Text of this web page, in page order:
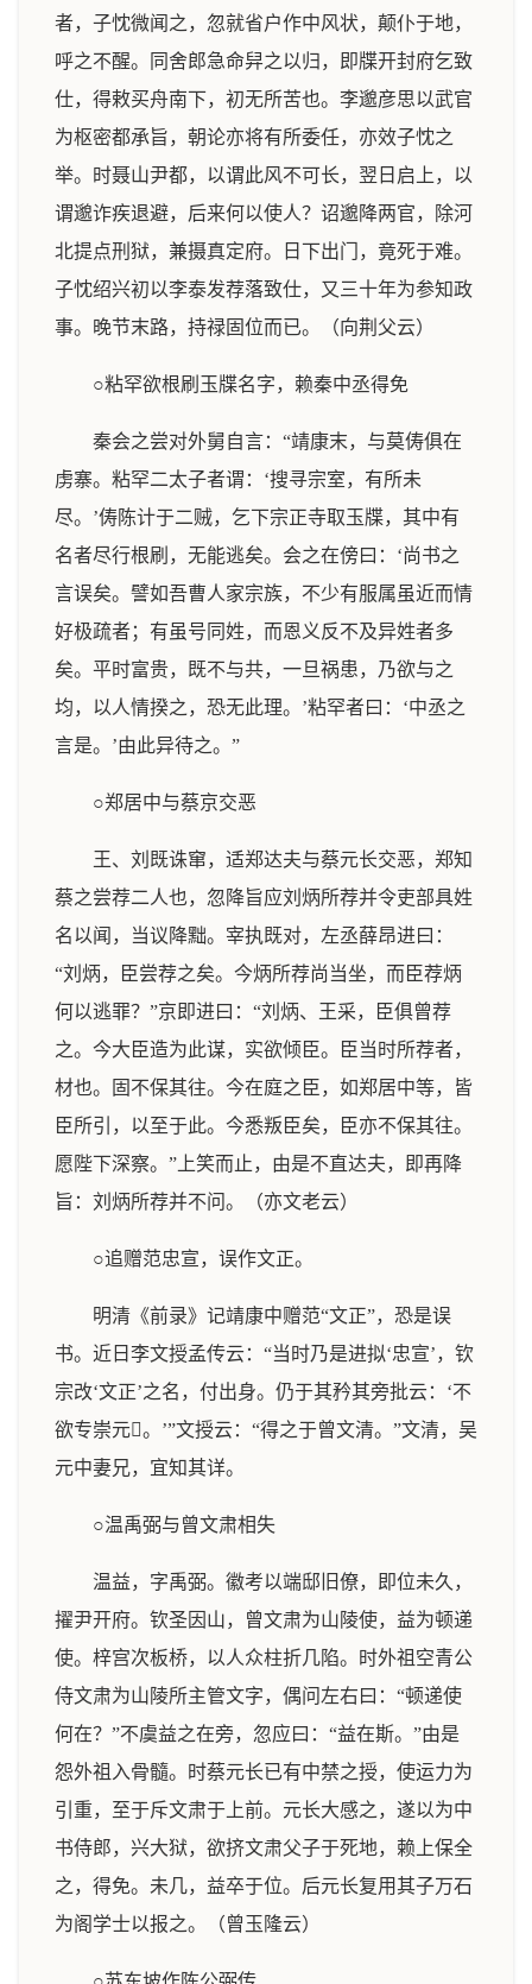
者，子忱微闻之，忽就省户作中风状，颠仆于地，
呼之不醒。同舍郎急命舁之以归，即牒开封府乞致
仕，得敕买舟南下，初无所苦也。李邈彦思以武官
为枢密都承旨，朝论亦将有所委任，亦效子忱之
举。时聂山尹都，以谓此风不可长，翌日启上，以
谓邈诈疾退避，后来何以使人？诏邈降两官，除河
北提点刑狱，兼摄真定府。日下出门，竟死于难。
子忱绍兴初以李泰发荐落致仕，又三十年为参知政
事。晚节末路，持禄固位而已。（向荆父云）
○粘罕欲根刷玉牒名字，赖秦中丞得免
秦会之尝对外舅自言：“靖康末，与莫俦俱在
虏寨。粘罕二太子者谓：‘搜寻宗室，有所未
尽。’俦陈计于二贼，乞下宗正寺取玉牒，其中有
名者尽行根刷，无能逃矣。会之在傍曰：‘尚书之
言误矣。譬如吾曹人家宗族，不少有服属虽近而情
好极疏者；有虽号同姓，而恩义反不及异姓者多
矣。平时富贵，既不与共，一旦祸患，乃欲与之
均，以人情揆之，恐无此理。’粘罕者曰：‘中丞之
言是。’由此异待之。”
○郑居中与蔡京交恶
王、刘既诛窜，适郑达夫与蔡元长交恶，郑知
蔡之尝荐二人也，忽降旨应刘炳所荐并令吏部具姓
名以闻，当议降黜。宰执既对，左丞薛昂进曰：
“刘炳，臣尝荐之矣。今炳所荐尚当坐，而臣荐炳
何以逃罪？”京即进曰：“刘炳、王采，臣俱曾荐
之。今大臣造为此谋，实欲倾臣。臣当时所荐者，
材也。固不保其往。今在庭之臣，如郑居中等，皆
臣所引，以至于此。今悉叛臣矣，臣亦不保其往。
愿陛下深察。”上笑而止，由是不直达夫，即再降
旨：刘炳所荐并不问。（亦文老云）
○追赠范忠宣，误作文正。
明清《前录》记靖康中赠范“文正”，恐是误
书。近日李文授孟传云：“当时乃是进拟‘忠宣’，钦
宗改‘文正’之名，付出身。仍于其矜其旁批云：‘不
欲专崇元。’”文授云：“得之于曾文清。”文清，吴
元中妻兄，宜知其详。
○温禹弼与曾文肃相失
温益，字禹弼。徽考以端邸旧僚，即位未久，
擢尹开府。钦圣因山，曾文肃为山陵使，益为顿递
使。梓宫次板桥，以人众柱折几陷。时外祖空青公
侍文肃为山陵所主管文字，偶问左右曰：“顿递使
何在？”不虞益之在旁，忽应曰：“益在斯。”由是
怨外祖入骨髓。时蔡元长已有中禁之授，使运力为
引重，至于斥文肃于上前。元长大感之，遂以为中
书侍郎，兴大狱，欲挤文肃父子于死地，赖上保全
之，得免。未几，益卒于位。后元长复用其子万石
为阁学士以报之。（曾玉隆云）